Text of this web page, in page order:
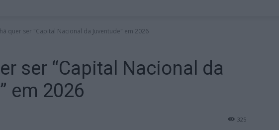
quer ser "Capital Nacional da Juventude" em 2026
ser “Capital Nacional da
em 2026
325